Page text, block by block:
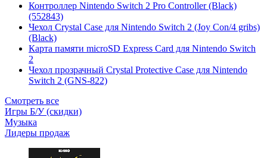
Контроллер Nintendo Switch 2 Pro Controller (Black)
(552843)
Чехол Сrystal Сase для Nintendo Switch 2 (Joy Con/4 gribs)
(Black)
Карта памяти microSD Express Card для Nintendo Switch
2
Чехол прозрачный Crystal Protective Case для Nintendo
Switch 2 (GNS-822)
Смотреть все
Игры Б/У (скидки)
Музыка
Лидеры продаж